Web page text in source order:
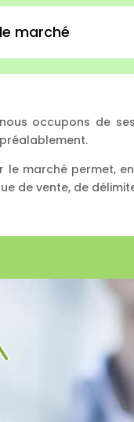
marché
occupons de
le marché permet,
de vente, de